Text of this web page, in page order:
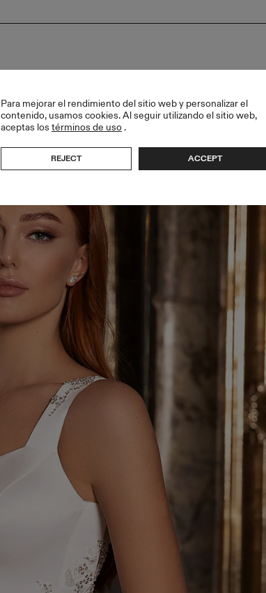
Para mejorar el rendimiento del sitio web y personalizar el
contenido, usamos cookies. Al seguir utilizando el sitio web,
aceptas los términos de uso.
REJECT ACCEPT